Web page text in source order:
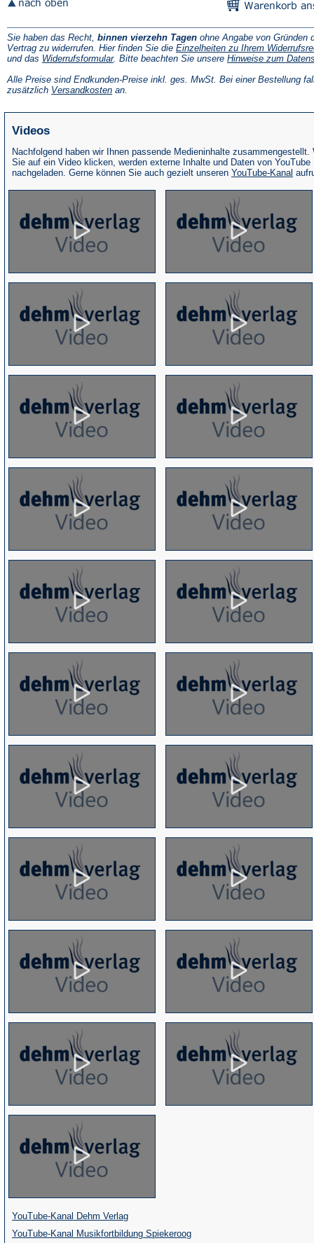
Sie haben das Recht, binnen vierzehn Tagen ohne Angabe von Gründen
Vertrag zu widerrufen. Hier finden Sie die Einzelheiten zu Ihrem
und das Widerrufsformular(Öffnet
einem
neuen
. Bitte beachten Sie unsere Hinweise zum
Alle Preise sind Endkunden-Preise inkl. ges. MwSt. Bei einer Bestellung
zusätzlich Versandkosten(Öffnet
an.
Videos
Nachfolgend haben wir Ihnen passende Medieninhalte zusammengestellt.
Sie auf ein Video klicken, werden externe Inhalte und Daten von YouTube
nachgeladen. Gerne können Sie auch gezielt unseren YouTube-Kanal
YouTube-Kanal Dehm Verlag(Öffnet
in
YouTube-Kanal Musikfortbildung Spiekeroog(Öffnet